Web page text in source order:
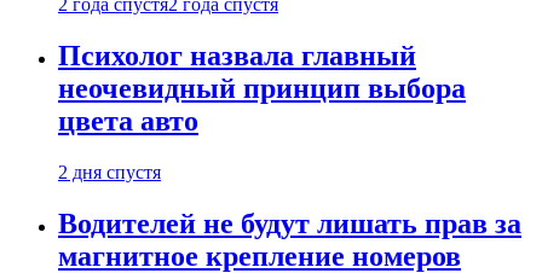
2 года спустя2 года спустя
Психолог назвала главный
неочевидный принцип выбора
цвета авто
2 дня спустя
Водителей не будут лишать прав за
магнитное крепление номеров